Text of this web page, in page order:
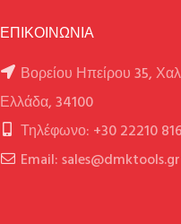
ΕΠΙΚΟΙΝΩΝΙΑ
Βορείου Ηπείρου 35,
Ελλάδα, 34100
Τηλέφωνο: +30 22210
Email: sales@dmktools.gr